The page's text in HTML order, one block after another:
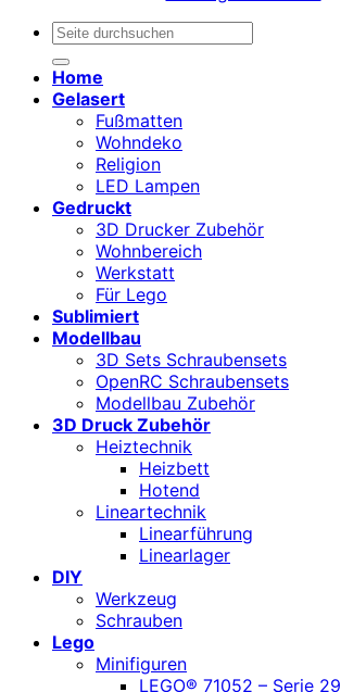
Suchen
Home
Gelasert
Fußmatten
Wohndeko
Religion
LED Lampen
Gedruckt
3D Drucker Zubehör
Wohnbereich
Werkstatt
Für Lego
Sublimiert
Modellbau
3D Sets Schraubensets
OpenRC Schraubensets
Modellbau Zubehör
3D Druck Zubehör
Heiztechnik
Heizbett
Hotend
Lineartechnik
Linearführung
Linearlager
DIY
Werkzeug
Schrauben
Lego
Minifiguren
LEGO® 71052 – Serie 29